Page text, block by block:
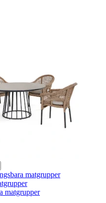
matgrupper
matgrupper